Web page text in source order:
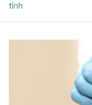
tính